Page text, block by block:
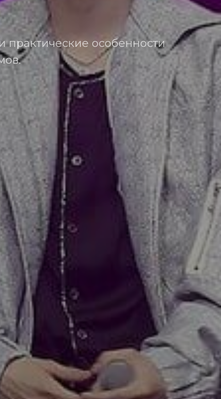
практические особенности